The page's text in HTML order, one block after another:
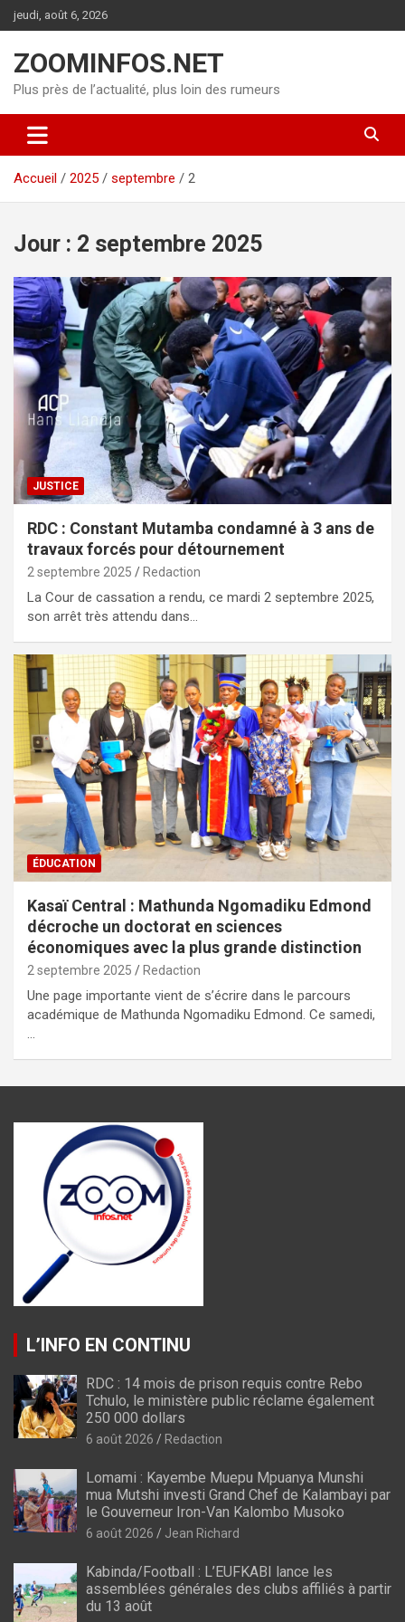
Aller
au
jeudi, août 6, 2026
ZOOMINFOS.NET
Plus près de l’actualité, plus loin des rumeurs
Accueil 2025 septembre 2
Jour : 2 septembre 2025
JUSTICE
RDC : Constant Mutamba condamné à 3 ans de
travaux forcés pour détournement
2 septembre 2025 Redaction
La Cour de cassation a rendu, ce mardi 2 septembre 2025,
son arrêt très attendu dans…
ÉDUCATION
Kasaï Central : Mathunda Ngomadiku Edmond
décroche un doctorat en sciences
économiques avec la plus grande distinction
2 septembre 2025 Redaction
Une page importante vient de s’écrire dans le parcours
académique de Mathunda Ngomadiku Edmond. Ce samedi,
L’INFO EN CONTINU
RDC : 14 mois de prison requis contre Rebo
Tchulo, le ministère public réclame également
250 000 dollars
6 août 2026 Redaction
Lomami : Kayembe Muepu Mpuanya Munshi
mua Mutshi investi Grand Chef de Kalambayi par
le Gouverneur Iron-Van Kalombo Musoko
6 août 2026 Jean Richard
Kabinda/Football : L’EUFKABI lance les
assemblées générales des clubs affiliés à partir
du 13 août